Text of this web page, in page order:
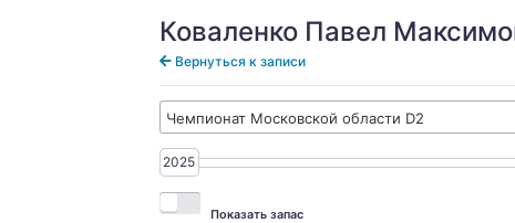
Коваленко Павел
Вернуться к записи
Чемпионат Московской области D2
2025
2025
Показать запас